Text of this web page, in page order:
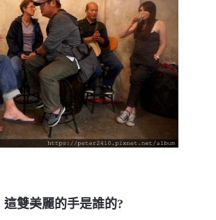
雙美麗的手是誰的?